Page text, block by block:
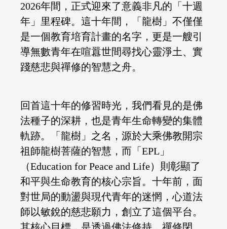
2026年間，正式迎來了意義非凡的「十週
年」里程碑。這十年間，「龍樹」不僅僅
是一個教育培育計畫的名字，更是一艘引
導無數青年在喧囂世間尋找心靈淨土、實
踐慈悲與禪修的智慧之舟。
回首這十年的修習時光，我們看見的是佛
法種子的深耕，也是青年生命轉變的集體
軌跡。「龍樹」之名，源於大乘佛教開宗
祖師龍樹菩薩的智慧，而「EPL」
（Education for Peace and Life）則彰顯了
和平與生命教育的核心宗旨。十年前，面
對世局的動盪與現代青年的迷惘，心道法
師以敏銳的慈悲願力，創立了這個平台。